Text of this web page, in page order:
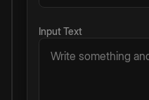
Input Text